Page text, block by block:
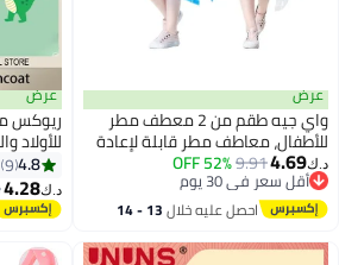
عرض
واي جيه طقم من 2 معطف مطر
للأطفال، معاطف مطر قابلة لإعادة
الاستخدام للأولاد والبنات، معطف
مطر للأطفال من EVA، معاطف مطر
بغطاء للرأس، معطف مطر قابل
14 سنة، أزرق، أبيض
د.ك‏4.69
9.91
52% OFF
أقل سعر في 30 يوم
أقل سعر في 30 يوماحصل عليه خلال 13 - 14
7
عرض
ريوكس
للأولاد
مع
الدراجة
4.8
9
د.ك‏4.28